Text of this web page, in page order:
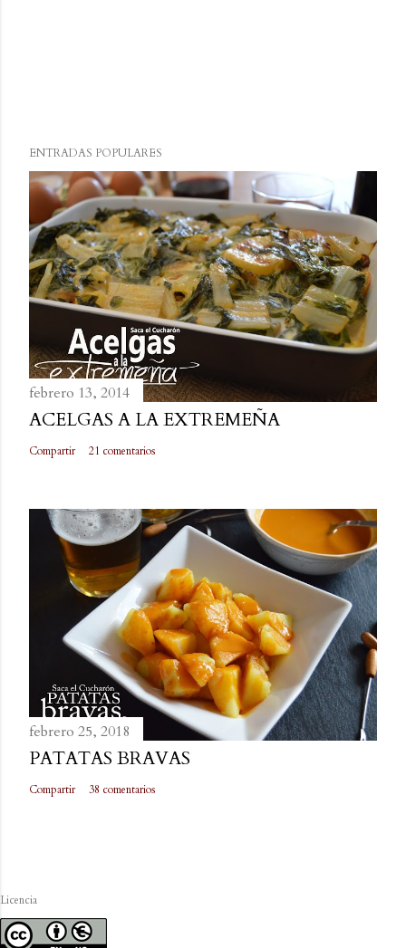
ENTRADAS POPULARES
febrero 13, 2014
ACELGAS A LA EXTREMEÑA
Compartir 21 comentarios
febrero 25, 2018
PATATAS BRAVAS
Compartir 38 comentarios
Licencia